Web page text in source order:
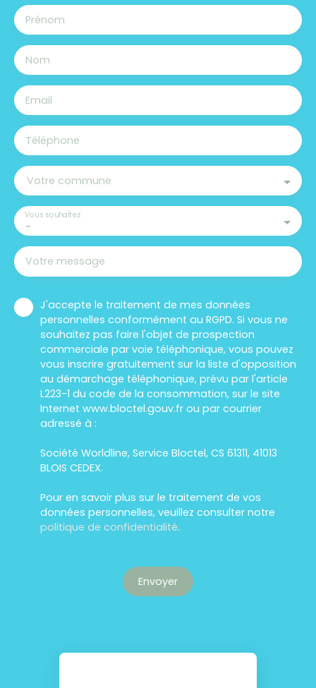
Prénom
Nom
Email
Téléphone
Votre commune
-
Vous souhaitez
Votre message
J'accepte le traitement de mes données
personnelles conformément au RGPD. Si vous ne
souhaitez pas faire l'objet de prospection
commerciale par voie téléphonique, vous pouvez
vous inscrire gratuitement sur la liste d'opposition
au démarchage téléphonique, prévu par l'article
L223-1 du code de la consommation, sur le site
Internet www.bloctel.gouv.fr ou par courrier
adressé à :
Société Worldline, Service Bloctel, CS 61311, 41013
BLOIS CEDEX.
Pour en savoir plus sur le traitement de vos
données personnelles, veuillez consulter notre
politique de confidentialité.
Envoyer